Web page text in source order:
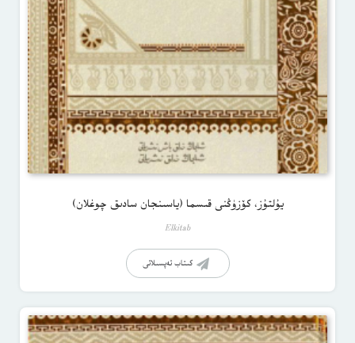
يۇلتۇز، كۆزۈڭنى قىسما (ياسىنجان سادىق چوغلان)
Elkitab
كىتاب تەپسىلاتى